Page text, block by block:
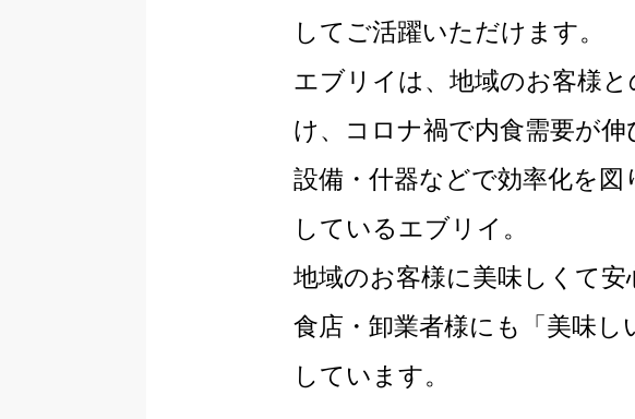
してご活躍いただけます。
エブリイは、地域のお客様
け、コロナ禍で内食需要が伸
設備・什器などで効率化を
しているエブリイ。
地域のお客様に美味しくて
食店・卸業者様にも「美味
しています。